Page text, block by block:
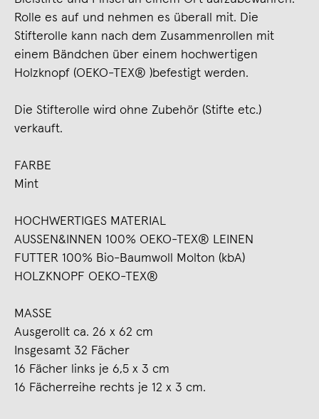
Rolle es auf und nehmen es überall mit. Die
Stifterolle kann nach dem Zusammenrollen mit
einem Bändchen über einem hochwertigen
Holzknopf (OEKO-TEX® )befestigt werden.
Die Stifterolle wird ohne Zubehör (Stifte etc.)
verkauft.
FARBE
Mint
HOCHWERTIGES MATERIAL
AUSSEN&INNEN 100% OEKO-TEX® LEINEN
FUTTER 100% Bio-Baumwoll Molton (kbA)
HOLZKNOPF OEKO-TEX®
MASSE
Ausgerollt ca. 26 x 62 cm
Insgesamt 32 Fächer
16 Fächer links je 6,5 x 3 cm
16 Fächerreihe rechts je 12 x 3 cm.